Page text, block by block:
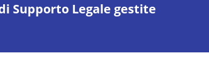
Supporto Legale gestite